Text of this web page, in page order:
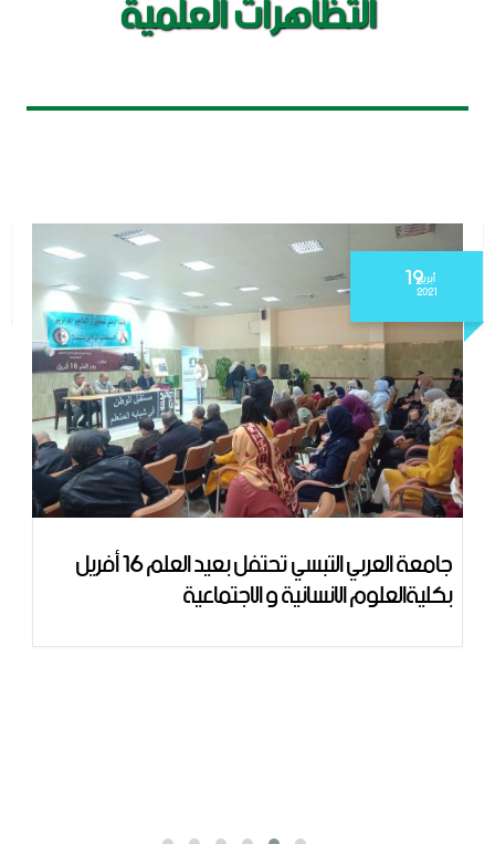
19أبريل
2021
جامعة العربي التبسي تحتفل بعيد العلم 16 أفريل
بكليةالعلوم الانسانية و الاجتماعية